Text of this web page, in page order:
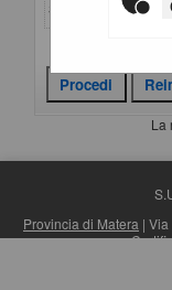
Stato :
La
Provincia di Matera |